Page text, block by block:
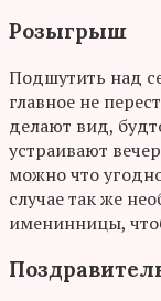
Розыгрыш
Подшутить над
главное не
делают вид,
устраивают
можно что
случае так же
именинницы,